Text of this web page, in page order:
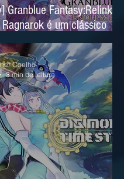
Granblue Fantasy:Relink
é um clássico
no Nintendo Switch 2
Coelho
3 min de leitura